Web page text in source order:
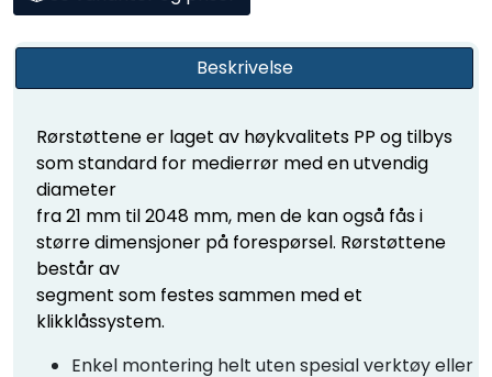
Se varianter og priser
Beskrivelse
Rørstøttene er laget av høykvalitets PP og tilbys
som standard for medierrør med en utvendig
diameter
fra 21 mm til 2048 mm, men de kan også fås i
større dimensjoner på forespørsel. Rørstøttene
består av
segment som festes sammen med et